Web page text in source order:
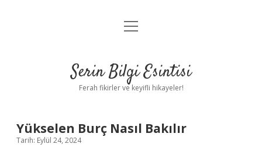
Anasayfa
Yasal Uyarı
menüyü
Serin Bilgi Esintisi
Ferah fikirler ve keyifli hikayeler!
Yükselen Burç Nasıl Bakılır
Tarih: Eylül 24, 2024